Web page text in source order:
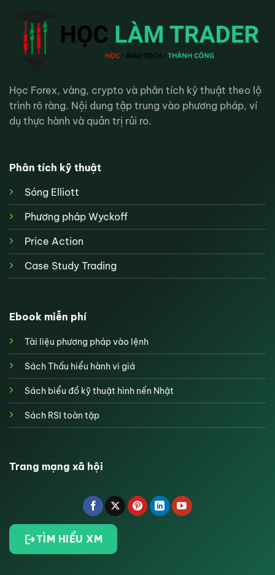
Học Forex, vàng, crypto và phân tích kỹ thuật theo lộ
trình rõ ràng. Nội dung tập trung vào phương pháp, ví
dụ thực hành và quản trị rủi ro.
Phân tích kỹ thuật
Sóng Elliott
Phương pháp Wyckoff
Price Action
Case Study Trading
Ebook miễn phí
Tài liệu phương pháp vào lệnh
Sách Thấu hiểu hành vi giá
Sách biểu đồ kỹ thuật hình nến Nhật
Sách RSI toàn tập
Trang mạng xã hội
TÌM HIỂU XM